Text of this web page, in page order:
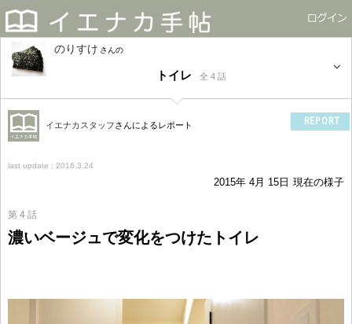
のりすけ さん
トイレ 全 4 話
イエナカスタッフさんによるレポート REPORT
last update : 2016.3.24
2015年 4月 15日 現在の様子
第 4 話
濃いベージュで変化をつけたトイレ